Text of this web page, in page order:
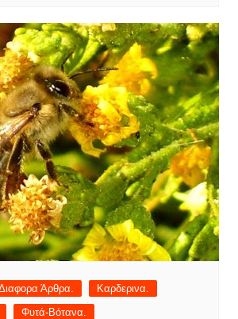
Άρθρα.
Καρδερινα.
Φυτά-Βότανα.